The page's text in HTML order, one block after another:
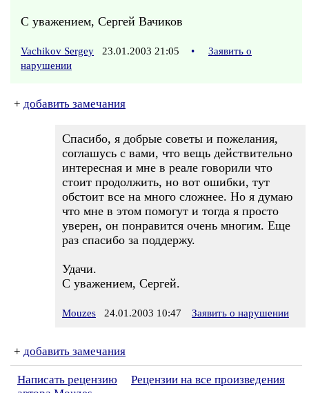
С уважением, Сергей Вачиков
Vachikov Sergey 23.01.2003 21:05 •
Заявить о
нарушении
+ добавить замечания
Спасибо, я добрые советы и пожелания,
соглашусь с вами, что вещь действительно
интересная и мне в реале говорили что
стоит продолжить, но вот ошибки, тут
обстоит все на много сложнее. Но я думаю
что мне в этом помогут и тогда я просто
уверен, он понравится очень многим. Еще
раз спасибо за поддержу.
Удачи.
С уважением, Сергей.
Mouzes 24.01.2003 10:47 Заявить о нарушении
+ добавить замечания
Написать рецензию
Рецензии на все произведения